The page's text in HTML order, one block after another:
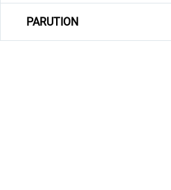
PARUTION